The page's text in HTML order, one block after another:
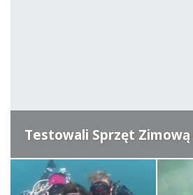
Testowali Sprzęt Zimową